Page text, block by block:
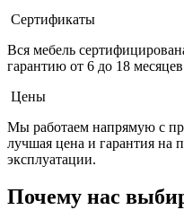
Сертификаты
Вся мебель
гарантию от 6 до 18
Цены
Мы работаем напрямую с
лучшая цена и гарантия на
эксплуатации.
Почему нас